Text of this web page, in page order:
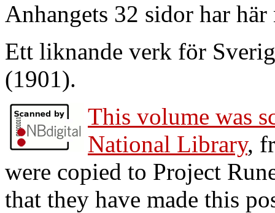
Anhangets 32 sidor har här
Ett liknande verk för
(1901).
This volume was
National Library,
were copied to Project
that they have made this